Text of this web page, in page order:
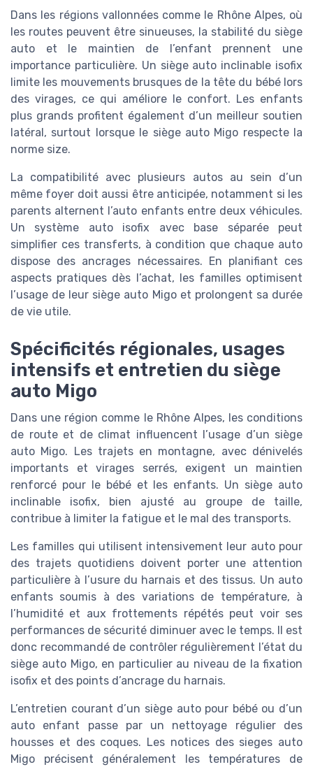
Dans les régions vallonnées comme le Rhône Alpes, où
les routes peuvent être sinueuses, la stabilité du siège
auto et le maintien de l’enfant prennent une
importance particulière. Un siège auto inclinable isofix
limite les mouvements brusques de la tête du bébé lors
des virages, ce qui améliore le confort. Les enfants
plus grands profitent également d’un meilleur soutien
latéral, surtout lorsque le siège auto Migo respecte la
norme size.
La compatibilité avec plusieurs autos au sein d’un
même foyer doit aussi être anticipée, notamment si les
parents alternent l’auto enfants entre deux véhicules.
Un système auto isofix avec base séparée peut
simplifier ces transferts, à condition que chaque auto
dispose des ancrages nécessaires. En planifiant ces
aspects pratiques dès l’achat, les familles optimisent
l’usage de leur siège auto Migo et prolongent sa durée
de vie utile.
Spécificités régionales, usages
intensifs et entretien du siège
auto Migo
Dans une région comme le Rhône Alpes, les conditions
de route et de climat influencent l’usage d’un siège
auto Migo. Les trajets en montagne, avec dénivelés
importants et virages serrés, exigent un maintien
renforcé pour le bébé et les enfants. Un siège auto
inclinable isofix, bien ajusté au groupe de taille,
contribue à limiter la fatigue et le mal des transports.
Les familles qui utilisent intensivement leur auto pour
des trajets quotidiens doivent porter une attention
particulière à l’usure du harnais et des tissus. Un auto
enfants soumis à des variations de température, à
l’humidité et aux frottements répétés peut voir ses
performances de sécurité diminuer avec le temps. Il est
donc recommandé de contrôler régulièrement l’état du
siège auto Migo, en particulier au niveau de la fixation
isofix et des points d’ancrage du harnais.
L’entretien courant d’un siège auto pour bébé ou d’un
auto enfant passe par un nettoyage régulier des
housses et des coques. Les notices des sieges auto
Migo précisent généralement les températures de